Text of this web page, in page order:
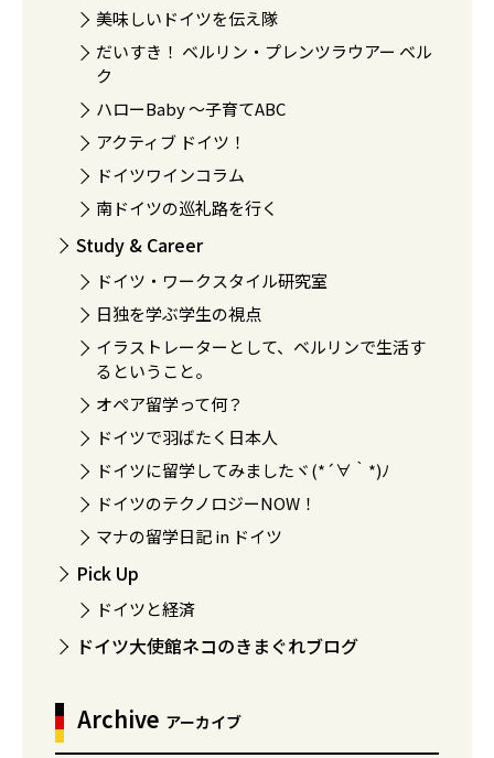
美味しいドイツを伝え隊
だいすき！ ベルリン・プレンツラウアー ベル
ク
ハローBaby 〜子育てABC
アクティブ ドイツ！
ドイツワインコラム
南ドイツの巡礼路を行く
Study & Career
ドイツ・ワークスタイル研究室
日独を学ぶ学生の視点
イラストレーターとして、ベルリンで生活す
るということ。
オペア留学って何？
ドイツで羽ばたく日本人
ドイツに留学してみましたヾ(*´∀｀*)ﾉ
ドイツのテクノロジーNOW！
マナの留学日記 in ドイツ
Pick Up
ドイツと経済
ドイツ大使館ネコのきまぐれブログ
Archive アーカイブ